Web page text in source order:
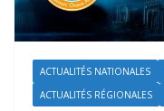
ACTUALITÉS NATIONALES
ACTUALITÉS RÉGIONALES